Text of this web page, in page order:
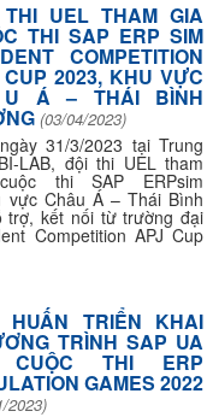
UEL THAM GIA
THI SAP ERP SIM
COMPETITION
2023, KHU VỰC
Á – THÁI BÌNH
(03/04/2023)
31/3/2023 tại Trung
LAB, đội thi UEL tham
thi SAP ERPsim
vực Châu Á – Thái Bình
trợ, kết nối từ trường đại
Competition APJ Cup
HUẤN TRIỂN KHAI
TRÌNH SAP UA
THI ERP
GAMES 2022
2023)